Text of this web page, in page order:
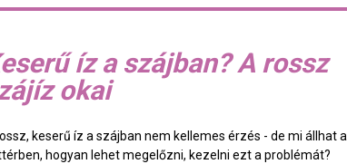
íz a szájban? A rossz
okai
keserű íz a szájban nem kellemes érzés - de mi állhat a
hogyan lehet megelőzni, kezelni ezt a problémát?